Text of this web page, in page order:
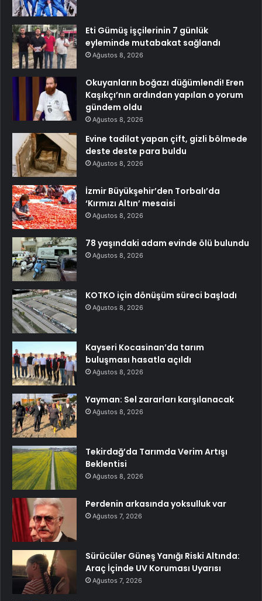
Eti Gümüş işçilerinin 7 günlük
eyleminde mutabakat sağlandı
Ağustos 8, 2026
Okuyanların boğazı düğümlendi! Eren
Kaşıkçı’nın ardından yapılan o yorum
gündem oldu
Ağustos 8, 2026
Evine tadilat yapan çift, gizli bölmede
deste deste para buldu
Ağustos 8, 2026
İzmir Büyükşehir’den Torbalı’da
‘Kırmızı Altın’ mesaisi
Ağustos 8, 2026
78 yaşındaki adam evinde ölü bulundu
Ağustos 8, 2026
KOTKO için dönüşüm süreci başladı
Ağustos 8, 2026
Kayseri Kocasinan’da tarım
buluşması hasatla açıldı
Ağustos 8, 2026
Yayman: Sel zararları karşılanacak
Ağustos 8, 2026
Tekirdağ’da Tarımda Verim Artışı
Beklentisi
Ağustos 8, 2026
Perdenin arkasında yoksulluk var
Ağustos 7, 2026
Sürücüler Güneş Yanığı Riski Altında:
Araç İçinde UV Koruması Uyarısı
Ağustos 7, 2026